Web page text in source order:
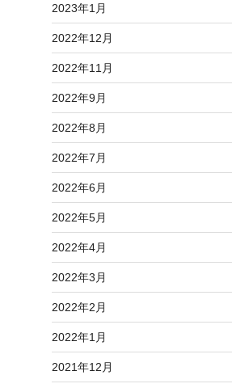
2023年1月
2022年12月
2022年11月
2022年9月
2022年8月
2022年7月
2022年6月
2022年5月
2022年4月
2022年3月
2022年2月
2022年1月
2021年12月